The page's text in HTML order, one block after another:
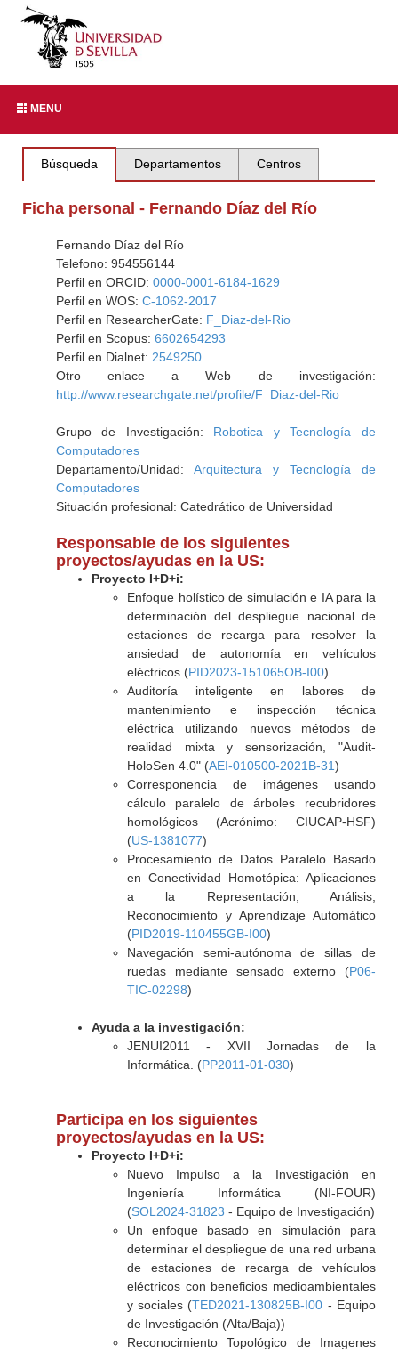
MENU
Búsqueda Departamentos Centros
Ficha personal - Fernando Díaz del Río
Fernando Díaz del Río
Telefono: 954556144
Perfil en ORCID: 0000-0001-6184-1629
Perfil en WOS: C-1062-2017
Perfil en ResearcherGate: F_Diaz-del-Rio
Perfil en Scopus: 6602654293
Perfil en Dialnet: 2549250
Otro enlace a Web de investigación:
http://www.researchgate.net/profile/F_Diaz-del-Rio
Grupo de Investigación: Robotica y Tecnología de
Computadores
Departamento/Unidad: Arquitectura y Tecnología de
Computadores
Situación profesional: Catedrático de Universidad
Responsable de los siguientes
proyectos/ayudas en la US:
Proyecto I+D+i:
Enfoque holístico de simulación e IA para la
determinación del despliegue nacional de
estaciones de recarga para resolver la
ansiedad de autonomía en vehículos
eléctricos (PID2023-151065OB-I00)
Auditoría inteligente en labores de
mantenimiento e inspección técnica
eléctrica utilizando nuevos métodos de
realidad mixta y sensorización, "Audit-
HoloSen 4.0" (AEI-010500-2021B-31)
Corresponencia de imágenes usando
cálculo paralelo de árboles recubridores
homológicos (Acrónimo: CIUCAP-HSF)
(US-1381077)
Procesamiento de Datos Paralelo Basado
en Conectividad Homotópica: Aplicaciones
a la Representación, Análisis,
Reconocimiento y Aprendizaje Automático
(PID2019-110455GB-I00)
Navegación semi-autónoma de sillas de
ruedas mediante sensado externo (P06-
TIC-02298)
Ayuda a la investigación:
JENUI2011 - XVII Jornadas de la
Informática. (PP2011-01-030)
Participa en los siguientes
proyectos/ayudas en la US:
Proyecto I+D+i:
Nuevo Impulso a la Investigación en
Ingeniería Informática (NI-FOUR)
(SOL2024-31823 - Equipo de Investigación)
Un enfoque basado en simulación para
determinar el despliegue de una red urbana
de estaciones de recarga de vehículos
eléctricos con beneficios medioambientales
y sociales (TED2021-130825B-I00 - Equipo
de Investigación (Alta/Baja))
Reconocimiento Topológico de Imagenes